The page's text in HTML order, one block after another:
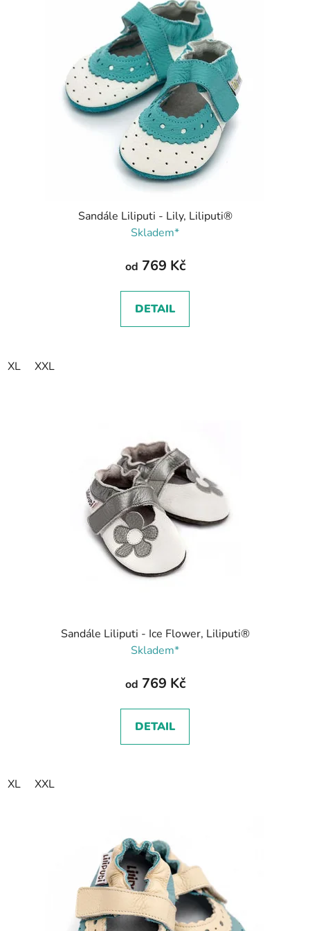
Sandále Liliputi - Lily, Liliputi®
Skladem*
od 769 Kč
DETAIL
XL XXL
Sandále Liliputi - Ice Flower, Liliputi®
Skladem*
od 769 Kč
DETAIL
XL XXL